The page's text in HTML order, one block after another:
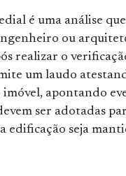
é uma análise
ou
realizar o
um laudo
apontando
ser adotadas
edificação seja